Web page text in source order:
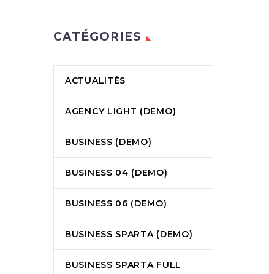
CATÉGORIES
ACTUALITÉS
AGENCY LIGHT (DEMO)
BUSINESS (DEMO)
BUSINESS 04 (DEMO)
BUSINESS 06 (DEMO)
BUSINESS SPARTA (DEMO)
BUSINESS SPARTA FULL